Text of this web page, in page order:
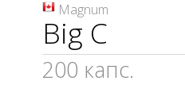
Magnum
Big C
200 капс.